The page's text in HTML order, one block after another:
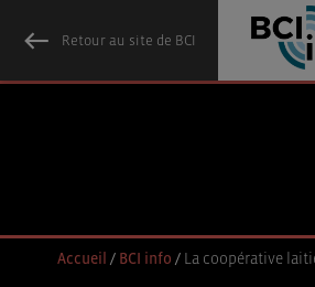
Retour au site de BCI
Accueil / BCI info / La coopérative